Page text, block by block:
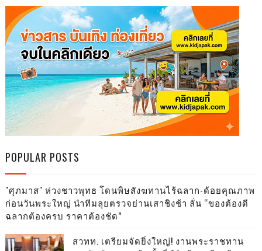
POPULAR POSTS
"ศุภมาส" ห่วงชาวพุทธ โดนพิษสังฆทานไร้ฉลาก-ด้อยคุณภาพ
ก่อนวันพระใหญ่ นำทีมลุยตรวจย่านเสาชิงช้า ลั่น “ของต้องดี
ฉลากต้องครบ ราคาต้องชัด”
สวทท. เตรียมจัดยิ่งใหญ่! งานพระราชทาน